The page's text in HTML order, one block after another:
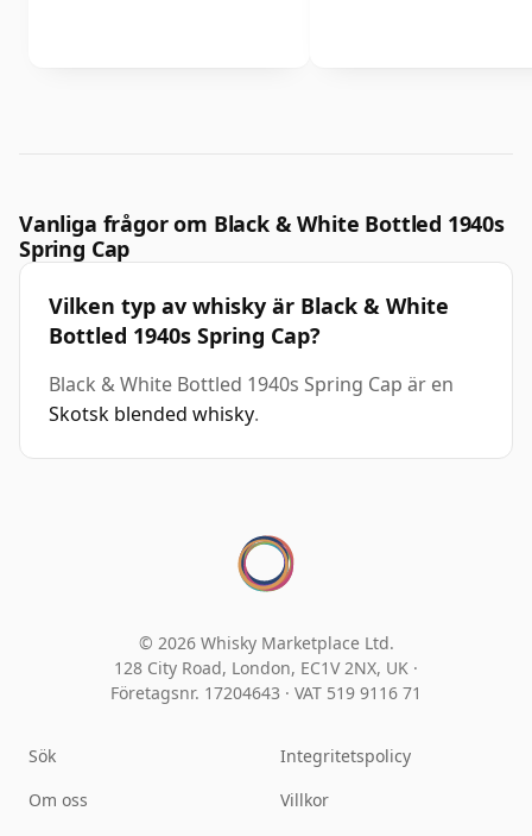
Vanliga frågor om Black & White Bottled 1940s
Spring Cap
Vilken typ av whisky är Black & White
Bottled 1940s Spring Cap?
Black & White Bottled 1940s Spring Cap är en
Skotsk blended whisky.
© 2026 Whisky Marketplace Ltd.
128 City Road, London, EC1V 2NX, UK ·
Företagsnr. 17204643 · VAT 519 9116 71
Sök
Om oss
Integritetspolicy
Villkor